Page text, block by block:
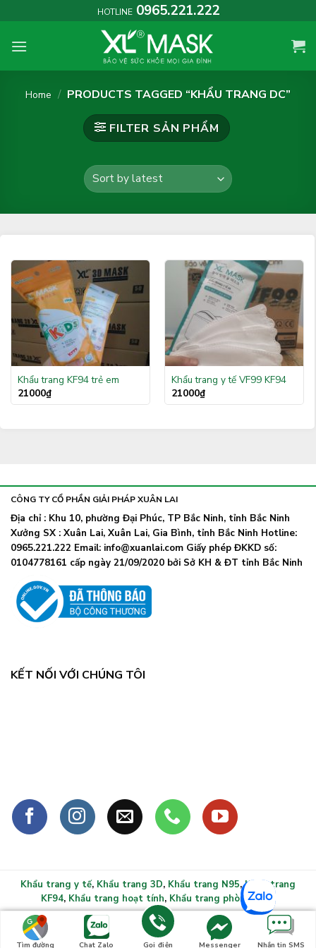
to
content
HOTLINE 0965.221.222
Home / PRODUCTS TAGGED “KHẨU TRANG DC”
FILTER
Khẩu trang KF94 trẻ em
21000₫
Khẩu trang y tế VF99 KF94
21000₫
CÔNG TY CỔ PHẦN GIẢI PHÁP XUÂN LAI
Địa chỉ : Khu 10, phường Đại Phúc, TP Bắc Ninh, tỉnh Bắc Ninh
Xưởng SX : Xuân Lai, Xuân Lai, Gia Bình, tỉnh Bắc Ninh Hotline:
0965.221.222 Email: info@xuanlai.com Giấy phép ĐKKD số:
0104778161 cấp ngày 21/09/2020 bởi Sở KH & ĐT tỉnh Bắc Ninh
KẾT NỐI VỚI CHÚNG TÔI
Khẩu trang y tế, Khẩu trang 3D, Khẩu trang N95,Khẩu trang
KF94, Khẩu trang hoạt tính, Khẩu trang phòng sạch
Copyright 2026 ©Khẩu trang y tế xlmask.vn - Bảo vệ sức
khỏe mọi gia đình
Tìm đường Chat Zalo Gọi điện Messenger Nhắn tin SMS